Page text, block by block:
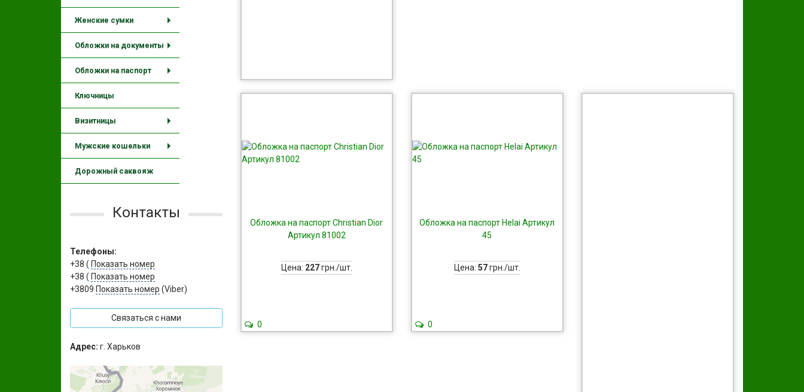
Женские сумки
Обложки на документы
Обложки на паспорт
Ключницы
Визитницы
Мужские кошельки
Дорожный саквояж
Контакты
Телефоны:
+38 ( Показать номер
+38 ( Показать номер
+3809 Показать номер (Viber)
Связаться с нами
Адрес: г. Харьков
Обложка на паспорт Christian Dior
Артикул 81002
Цена: 227грн./шт.
0
Обложка на паспорт Helai Артикул
45
Цена: 57грн./шт.
0